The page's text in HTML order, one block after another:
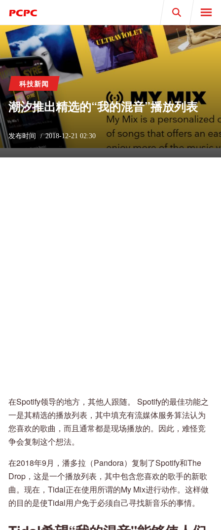
Search
科技新闻
潮汐推出精选的“我的混音”播放列表
发布时间 2018-12-21 02:30
在Spotify领导的地方，其他人跟随。 Spotify的最佳功能之
一是其精选的播放列表，其中填充有流媒体服务算法认为
您喜欢的歌曲，而且通常都是现场播放的。因此，难怪竞
争会复制这个想法。
在2018年9月，潘多拉（Pandora）复制了Spotify和The
Drop，这是一个播放列表，其中包含您喜欢的歌手的新歌
曲。现在，Tidal正在使用所谓的My Mix进行动作。这样做
的目的是使Tidal用户免于必须自己寻找新音乐的事情。